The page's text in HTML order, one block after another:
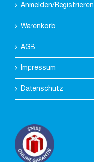
Anmelden/Registrieren
Warenkorb
AGB
Impressum
Datenschutz